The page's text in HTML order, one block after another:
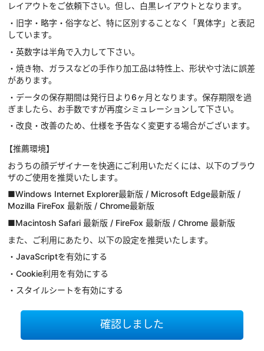
レイアウトをご依頼下さい。但し、白黒レイアウトとなります。
・旧字・略字・俗字など、特に区別することなく「異体字」と表記
しています。
・英数字は半角で入力して下さい。
・焼き物、ガラスなどの手作り加工品は特性上、形状や寸法に誤差
があります。
・データの保存期間は発行日より6ヶ月となります。保存期限を過
ぎましたら、お手数ですが再度シミュレーションして下さい。
・改良・改善のため、仕様を予告なく変更する場合がございます。
【推薦環境】
おうちの顔デザイナーを快適にご利用いただくには、以下のブラウ
ザのご使用を推奨いたします。
■Windows Internet Explorer最新版 / Microsoft Edge最新版 /
Mozilla FireFox 最新版 / Chrome最新版
■Macintosh Safari 最新版 / FireFox 最新版 / Chrome 最新版
また、ご利用にあたり、以下の設定を推奨いたします。
・JavaScriptを有効にする
・Cookie利用を有効にする
・スタイルシートを有効にする
確認しました